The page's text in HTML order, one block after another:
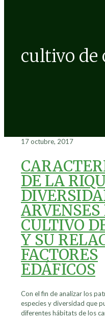
cultivo de
17 octubre, 2017
DE LA
ARVENSES
CULTIVO
Y SU
FACTORES
EDÁFICOS
Con el fin de analizar los
especies y diversidad que
diferentes hábitats de los